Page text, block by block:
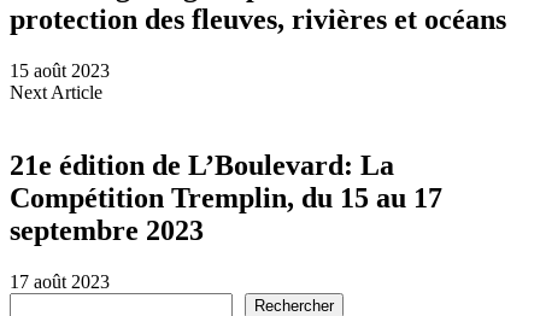
protection des fleuves, rivières et océans
15 août 2023
Next Article
21e édition de L’Boulevard: La
Compétition Tremplin, du 15 au 17
septembre 2023
17 août 2023
Rechercher